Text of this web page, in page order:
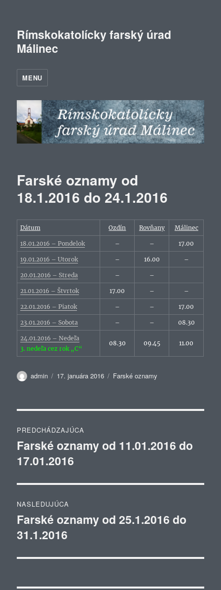
Rímskokatolícky farský úrad
Málinec
MENU
Farské oznamy od
18.1.2016 do 24.1.2016
Dátum Ozdín Rovňany Málinec
18.01.2016 – Pondelok – – 17.00
19.01.2016 – Utorok – 16.00 –
20.01.2016 – Streda – –
21.01.2016 – Štvrtok 17.00 – –
22.01.2016 – Piatok – – 17.00
23.01.2016 – Sobota – – 08.30
24.01.2016 – Nedeľa
3. nedeľa cez rok „C“
08.30 09.45 11.00
Autor
admin Publikované
17. januára 2016 Kategórie
Farské oznamy
v
článku
PREDCHÁDZAJÚCA
Predchádzajúci
článok:
Farské oznamy od 11.01.2016 do
17.01.2016
NASLEDUJÚCA
Ďalší
článok:
Farské oznamy od 25.1.2016 do
31.1.2016